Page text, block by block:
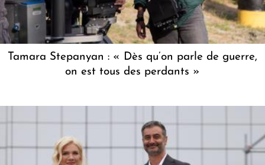
Tamara Stepanyan : « Dès qu’on parle de guerre,
on est tous des perdants »